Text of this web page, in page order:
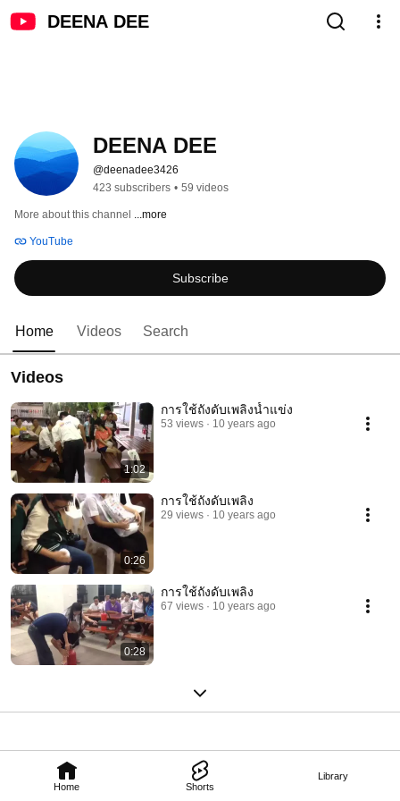
DEENA DEE
Home Shorts
Library
DEENA DEE
@deenadee3426
423 subscribers • 59 videos
More about this channel ...more
YouTube
Subscribe
Home Videos Search
Videos
1:02
การใช้ถังดับเพลิงน้ำแข่ง
53 views 10 years ago
0:26
การใช้ถังดับเพลิง
29 views 10 years ago
0:28
การใช้ถังดับเพลิง
67 views 10 years ago